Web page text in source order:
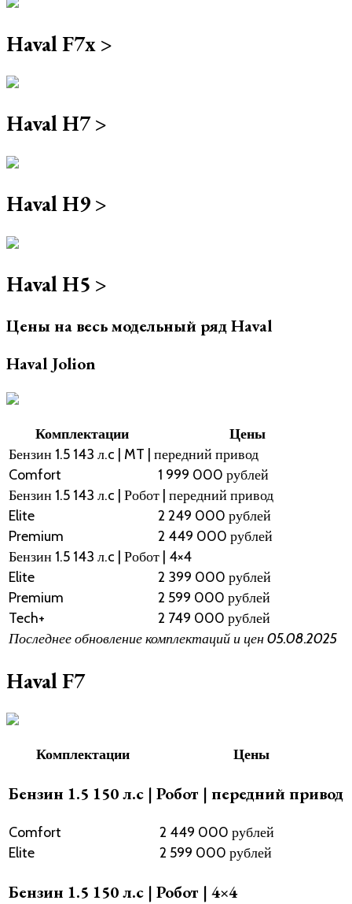
Haval F7x >
Haval H7 >
Haval H9 >
Haval H5 >
Цены на весь модельный ряд Haval
Haval Jolion
Комплектации
Цены
Бензин 1.5 143 л.c | MT | передний привод
Comfort
1 999 000 рублей
Бензин 1.5 143 л.c | Робот | передний привод
Elite
2 249 000 рублей
Premium
2 449 000 рублей
Бензин 1.5 143 л.c | Робот | 4×4
Elite
2 399 000 рублей
Premium
2 599 000 рублей
Tech+
2 749 000 рублей
Последнее обновление комплектаций и цен 05.08.2025
Haval F7
Комплектации Цены
Бензин 1.5 150 л.c | Робот | передний привод
Comfort
2 449 000 рублей
Elite
2 599 000 рублей
Бензин 1.5 150 л.c | Робот | 4×4